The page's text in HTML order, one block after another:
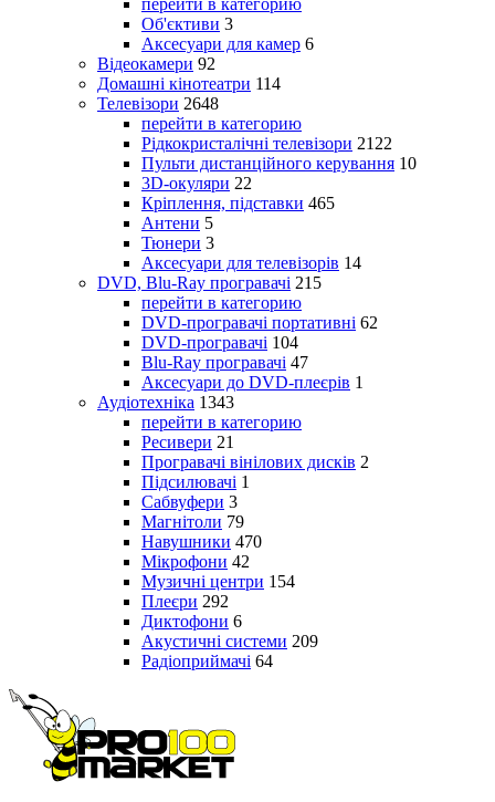
перейти в категорию
Об'єктиви 3
Аксесуари для камер 6
Відеокамери 92
Домашні кінотеатри 114
Телевізори 2648
перейти в категорию
Рідкокристалічні телевізори 2122
Пульти дистанційного керування 10
3D-окуляри 22
Кріплення, підставки 465
Антени 5
Тюнери 3
Аксесуари для телевізорів 14
DVD, Blu-Ray програвачі 215
перейти в категорию
DVD-програвачі портативні 62
DVD-програвачі 104
Blu-Ray програвачі 47
Аксесуари до DVD-плеєрів 1
Аудіотехніка 1343
перейти в категорию
Ресивери 21
Програвачі вінілових дисків 2
Підсилювачі 1
Сабвуфери 3
Магнітоли 79
Навушники 470
Мікрофони 42
Музичні центри 154
Плеєри 292
Диктофони 6
Акустичні системи 209
Радіоприймачі 64